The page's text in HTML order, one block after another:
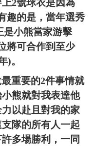
2號球衣是因為
趣的是，當年選秀
是小熊當家游擊
將可合作到至少
)。
重要的2件事情就
熊就對我表達他
以赴且對我的家
隊的所有人一起
多場勝利，一同